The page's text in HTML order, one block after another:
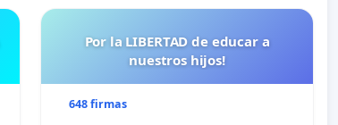
Por la LIBERTAD de educar a
nuestros hijos!
648 firmas